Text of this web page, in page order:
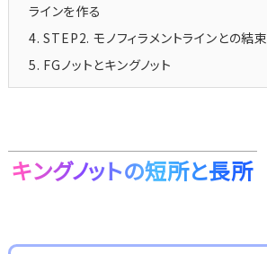
ラインを作る
4. STEP2. モノフィラメントラインとの結束
5. FGノットとキングノット
キングノットの短所と長所